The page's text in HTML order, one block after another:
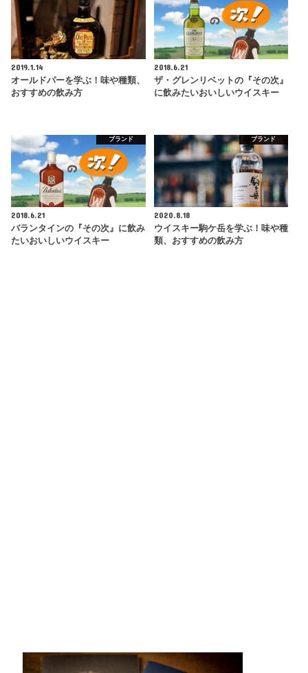
2019.1.14
オールドパーを学ぶ！味や種類、
おすすめの飲み方
2018.6.21
ザ・グレンリベットの『その次』
に飲みたいおいしいウイスキー
ブランド
2018.6.21
バランタインの『その次』に飲み
たいおいしいウイスキー
ブランド
2020.8.18
ウイスキー駒ケ岳を学ぶ！味や種
類、おすすめの飲み方